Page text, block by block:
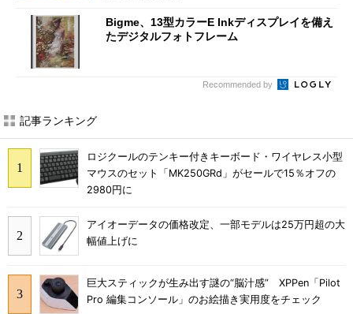
Bigme、13型カラーE Inkディスプレイを備え
たデジタルフォトフレーム
Recommended by
記事ランキング
ロジクールのテンキー付きキーボード・ワイヤレス小型
マウスのセット「MK250GRd」がセールで15％オフの
2980円に
アイオーデータの価格改定、一部モデルは25万円超の大
幅値上げに
巨大スティックが生み出す謎の“脳汁感” XPPen「Pilot
Pro 編集コンソール」のお絵描き実用度をチェック